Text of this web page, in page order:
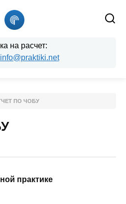
на расчет:
info@praktiki.net
ПО ЧОБУ
практике